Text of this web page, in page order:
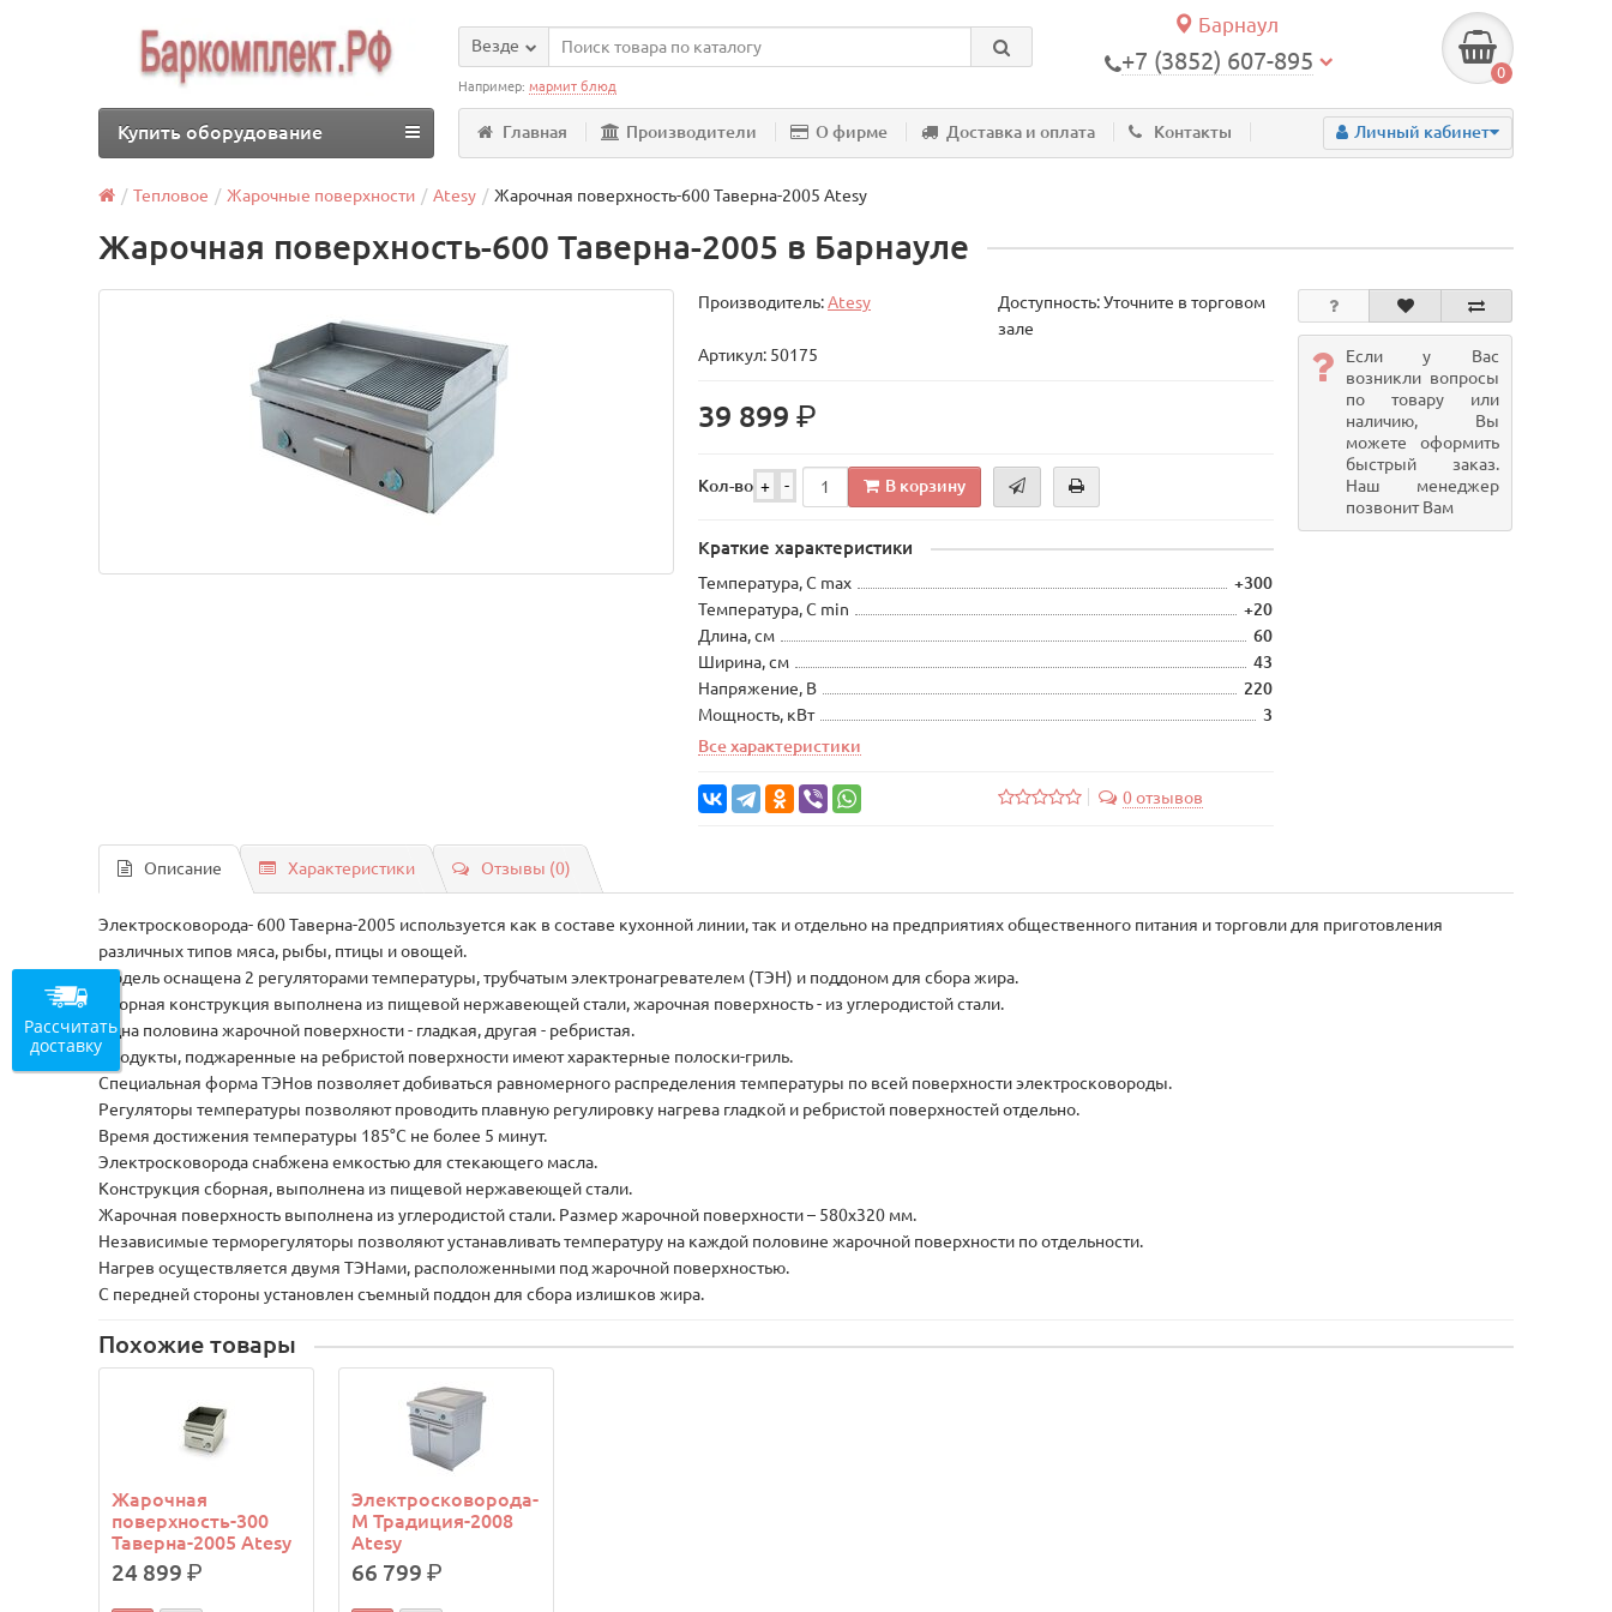
Барнаул
+7 (3852) 607-895 0
Везде
Например:мармит блюд
Главная Производители О фирме Доставка и оплата Контакты Личный кабинет
Купить оборудование
Тепловое Жарочные поверхности Atesy Жарочная поверхность-600 Таверна-2005 Atesy
Жарочная поверхность-600 Таверна-2005 в Барнауле
Производитель:Atesy
Доступность: Уточните в торговом
зале
Артикул: 50175
39 899р.
Кол-во + - В корзину
Краткие характеристики
Температура, С max
+300
Температура, С min
+20
Длина, см
60
Ширина, см
43
Напряжение, В
220
Мощность, кВт
3
Все характеристики
0 отзывов
Если у Вас
возникли вопросы
по товару или
наличию, Вы
можете оформить
быстрый заказ.
Наш менеджер
позвонит Вам
Описание Характеристики Отзывы (0)
Электросковорода- 600 Таверна-2005 используется как в составе кухонной линии, так и отдельно на предприятиях общественного питания и торговли для приготовления
различных типов мяса, рыбы, птицы и овощей.
Модель оснащена 2 регуляторами температуры, трубчатым электронагревателем (ТЭН) и поддоном для сбора жира.
Сборная конструкция выполнена из пищевой нержавеющей стали, жарочная поверхность - из углеродистой стали.
Одна половина жарочной поверхности - гладкая, другая - ребристая.
Продукты, поджаренные на ребристой поверхности имеют характерные полоски-гриль.
Специальная форма ТЭНов позволяет добиваться равномерного распределения температуры по всей поверхности электросковороды.
Регуляторы температуры позволяют проводить плавную регулировку нагрева гладкой и ребристой поверхностей отдельно.
Время достижения температуры 185°C не более 5 минут.
Электросковорода снабжена емкостью для стекающего масла.
Конструкция сборная, выполнена из пищевой нержавеющей стали.
Жарочная поверхность выполнена из углеродистой стали. Размер жарочной поверхности – 580х320 мм.
Независимые терморегуляторы позволяют устанавливать температуру на каждой половине жарочной поверхности по отдельности.
Нагрев осуществляется двумя ТЭНами, расположенными под жарочной поверхностью.
С передней стороны установлен съемный поддон для сбора излишков жира.
Похожие товары
Жарочная
поверхность-300
Таверна-2005 Atesy
24 899р.
Электросковорода-
М Традиция-2008
Atesy
66 799р.
Рассчитать
доставку